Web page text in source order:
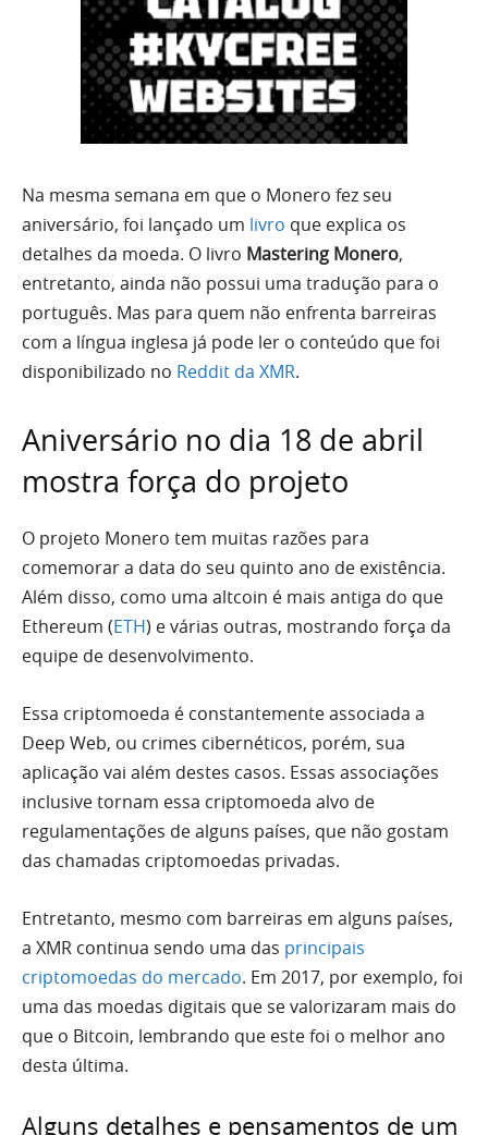
Na mesma semana em que o Monero fez seu
aniversário, foi lançado um livro que explica os
detalhes da moeda. O livro Mastering Monero,
entretanto, ainda não possui uma tradução para o
português. Mas para quem não enfrenta barreiras
com a língua inglesa já pode ler o conteúdo que foi
disponibilizado no Reddit da XMR.
Aniversário no dia 18 de abril
mostra força do projeto
O projeto Monero tem muitas razões para
comemorar a data do seu quinto ano de existência.
Além disso, como uma altcoin é mais antiga do que
Ethereum (ETH) e várias outras, mostrando força da
equipe de desenvolvimento.
Essa criptomoeda é constantemente associada a
Deep Web, ou crimes cibernéticos, porém, sua
aplicação vai além destes casos. Essas associações
inclusive tornam essa criptomoeda alvo de
regulamentações de alguns países, que não gostam
das chamadas criptomoedas privadas.
Entretanto, mesmo com barreiras em alguns países,
a XMR continua sendo uma das principais
criptomoedas do mercado. Em 2017, por exemplo, foi
uma das moedas digitais que se valorizaram mais do
que o Bitcoin, lembrando que este foi o melhor ano
desta última.
Alguns detalhes e pensamentos de um